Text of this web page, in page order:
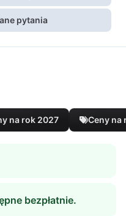
pytania
na rok 2027 Ceny na
bezpłatnie.